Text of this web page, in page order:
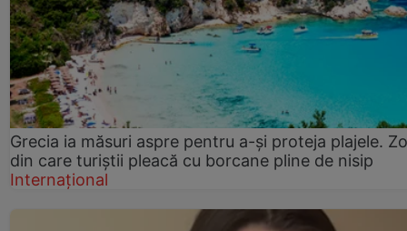
Grecia ia măsuri aspre pentru a-și proteja plajele.
din care turiștii pleacă cu borcane pline de nisip
Internațional